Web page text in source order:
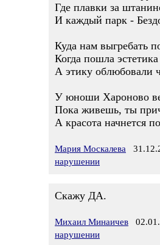
Где плавки за
И каждый парк -
Куда нам выгребать
Когда пошла
А этику облюбовали
У юноши Хароново
Пока живешь, ты
А красота начнется
Мария Москалева
нарушении
Скажу ДА.
Михаил Минаичев
нарушении